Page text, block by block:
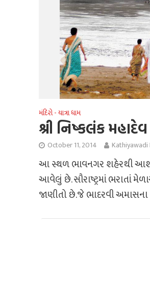
મંદિરો - યાત્રા ધામ
શ્રી નિષ્કલંક
October 11, 2014 Kathiyawadi
આ સ્થળ ભાવનગર શહેરથી
આવેલું છે. સૌરાષ્ટ્રમાં ભરાતાં
જાણીતો છે.જે ભાદરવી